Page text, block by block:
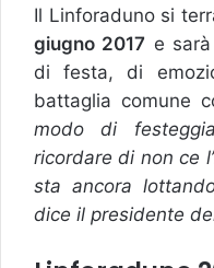
Il Linforaduno si
giugno 2017 e
di festa, di
battaglia comune
modo di
ricordare di non ce
sta ancora
dice il presidente